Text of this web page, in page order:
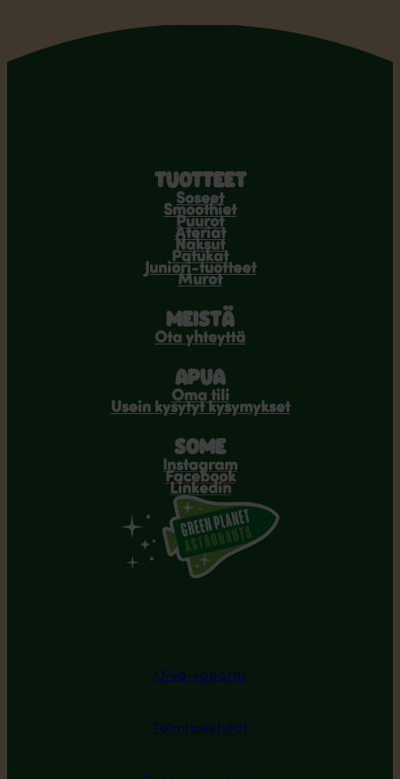
TUOTTEET
Soseet
Smoothiet
Puurot
Ateriat
Naksut
Patukat
Juniori-tuotteet
Murot
MEISTÄ
Ota yhteyttä
APUA
Oma tili
Usein kysytyt kysymykset
SOME
Instagram
Facebook
Linkedin
Toimitusehdot
Oiva-raportti